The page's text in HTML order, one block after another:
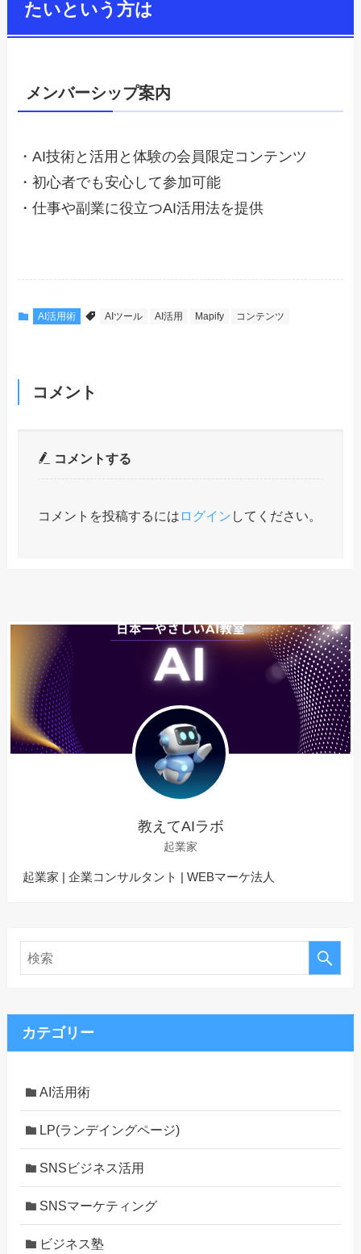
たいという方は
メンバーシップ案内
・AI技術と活用と体験の会員限定コンテンツ
・初心者でも安心して参加可能
・仕事や副業に役立つAI活用法を提供
AI活用術 AIツール AI活用 Mapify コンテンツ
コメント
コメントする
コメントを投稿するには ログイン してください。
教えてAIラボ
起業家
起業家 | 企業コンサルタント | WEBマーケ法人
カテゴリー
AI活用術
LP(ランデイングページ)
SNSビジネス活用
SNSマーケティング
ビジネス塾